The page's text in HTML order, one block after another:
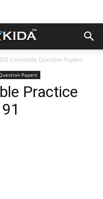
Constable Question Papers
Papers
Practice